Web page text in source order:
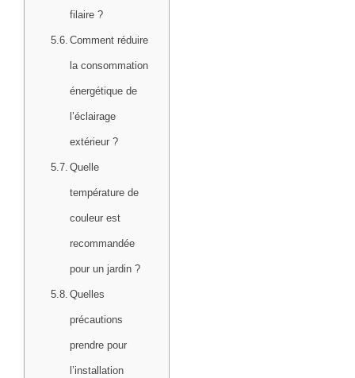
filaire ?
Comment réduire
la consommation
énergétique de
l’éclairage
extérieur ?
Quelle
température de
couleur est
recommandée
pour un jardin ?
Quelles
précautions
prendre pour
l’installation